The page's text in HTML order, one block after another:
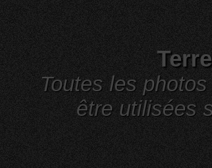
Toutes les
être utilisées